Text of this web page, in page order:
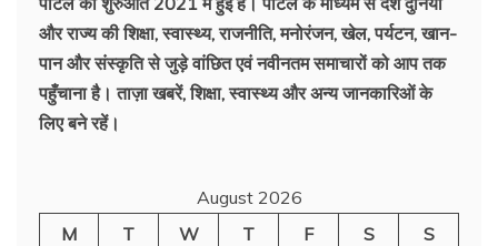
और राज्य की शिक्षा, स्वास्थ्य, राजनीति, मनोरंजन, खेल, पर्यटन, खान-
पान और संस्कृति से जुड़े वांछित एवं नवीनतम समाचारों को आप तक
पहुँचाना है। ताज़ा खबरें, शिक्षा, स्वास्थ्य और अन्य जानकारिओं के
लिए बने रहें।
August 2026
M
T W T F S
S